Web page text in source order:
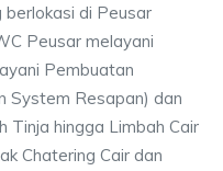
di Peusar
Peusar melayani
Pembuatan
System Resapan) dan
Tinja hingga Limbah Cair
Chatering Cair dan